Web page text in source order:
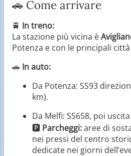
🚗 Come arrivare
🚆 In treno:
La stazione più vicina è
Potenza e con le principali
🚗 In auto:
Da Potenza: SS93
km).
Da Melfi: SS658, poi
🅿️ Parcheggi:aree di
nei pressi del centro
dedicate nei giorni